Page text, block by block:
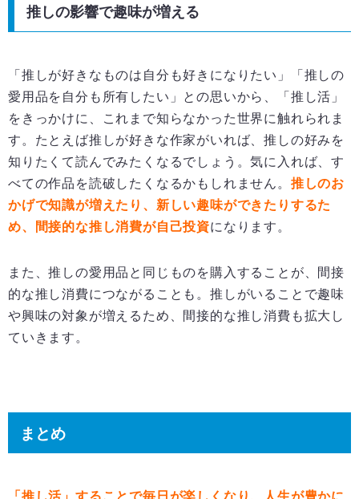
推しの影響で趣味が増える
「推しが好きなものは自分も好きになりたい」「推しの
愛用品を自分も所有したい」との思いから、「推し活」
をきっかけに、これまで知らなかった世界に触れられま
す。たとえば推しが好きな作家がいれば、推しの好みを
知りたくて読んでみたくなるでしょう。気に入れば、す
べての作品を読破したくなるかもしれません。 推しのお
かげで知識が増えたり、新しい趣味ができたりするた
め、間接的な推し消費が自己投資になります。
また、推しの愛用品と同じものを購入することが、間接
的な推し消費につながることも。推しがいることで趣味
や興味の対象が増えるため、間接的な推し消費も拡大し
ていきます。
まとめ
「推し活」することで毎日が楽しくなり、人生が豊かに